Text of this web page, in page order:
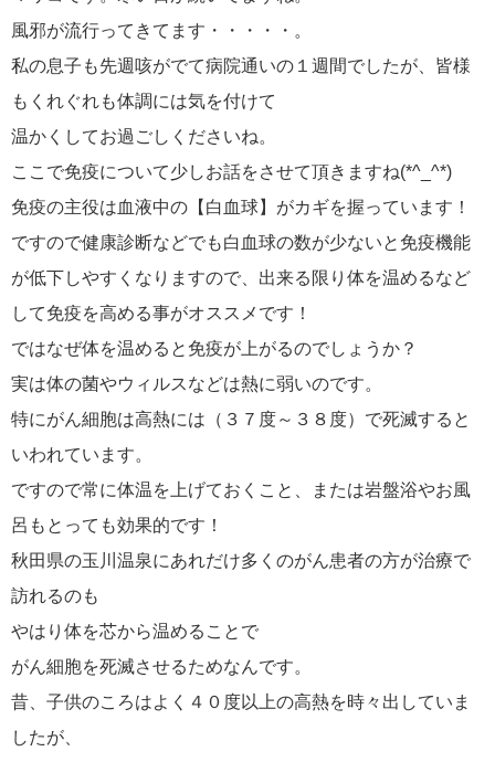
風邪が流行ってきてます・・・・・。
私の息子も先週咳がでて病院通いの１週間でしたが、皆様
もくれぐれも体調には気を付けて
温かくしてお過ごしくださいね。
ここで免疫について少しお話をさせて頂きますね(*^_^*)
免疫の主役は血液中の【白血球】がカギを握っています！
ですので健康診断などでも白血球の数が少ないと免疫機能
が低下しやすくなりますので、出来る限り体を温めるなど
して免疫を高める事がオススメです！
ではなぜ体を温めると免疫が上がるのでしょうか？
実は体の菌やウィルスなどは熱に弱いのです。
特にがん細胞は高熱には（３７度～３８度）で死滅すると
いわれています。
ですので常に体温を上げておくこと、または岩盤浴やお風
呂もとっても効果的です！
秋田県の玉川温泉にあれだけ多くのがん患者の方が治療で
訪れるのも
やはり体を芯から温めることで
がん細胞を死滅させるためなんです。
昔、子供のころはよく４０度以上の高熱を時々出していま
したが、